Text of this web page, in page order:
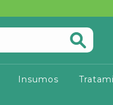
Insumos